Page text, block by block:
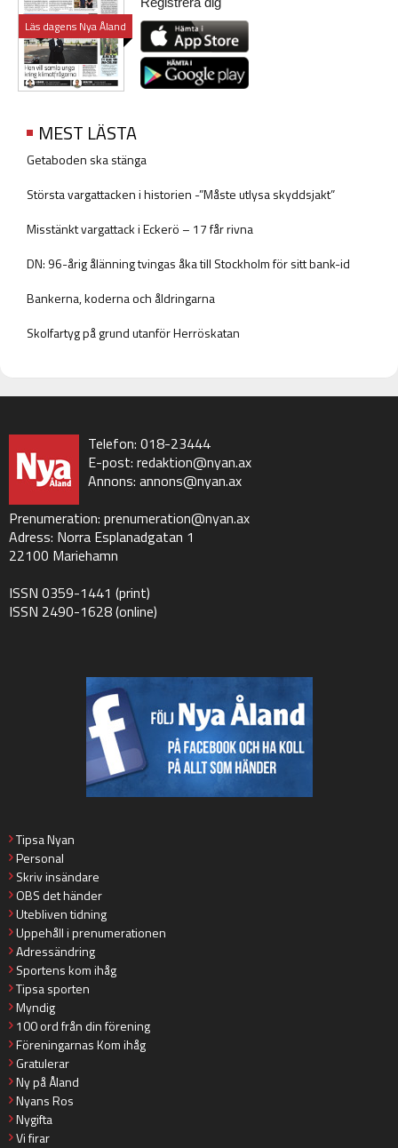
Läs dagens Nya Åland
MEST LÄSTA
Getaboden ska stänga
Största vargattacken i historien -”Måste utlysa skyddsjakt”
Misstänkt vargattack i Eckerö – 17 får rivna
DN: 96-årig ålänning tvingas åka till Stockholm för sitt bank-id
Bankerna, koderna och åldringarna
Skolfartyg på grund utanför Herröskatan
Telefon: 018-23444
E-post: redaktion@nyan.ax
Annons: annons@nyan.ax
Prenumeration: prenumeration@nyan.ax
Adress: Norra Esplanadgatan 1
22100 Mariehamn
ISSN 0359-1441 (print)
ISSN 2490-1628 (online)
Tipsa Nyan
Personal
Skriv insändare
OBS det händer
Utebliven tidning
Uppehåll i prenumerationen
Adressändring
Sportens kom ihåg
Tipsa sporten
Myndig
100 ord från din förening
Föreningarnas Kom ihåg
Gratulerar
Ny på Åland
Nyans Ros
Nygifta
Vi firar